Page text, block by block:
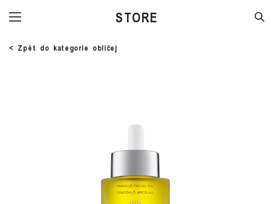
STORE
< Zpět do kategorie obličej